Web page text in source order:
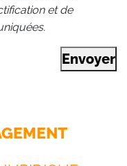
et de
Envoyer